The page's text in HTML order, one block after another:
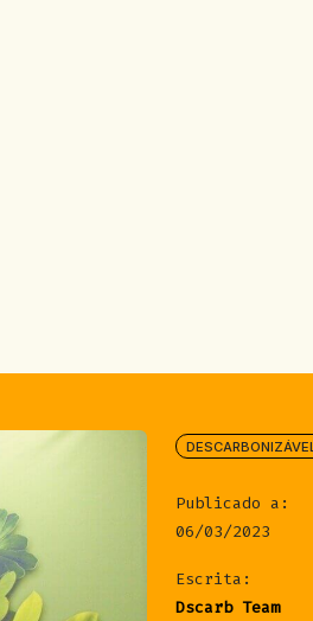
DESCARBONIZÁVEL
Publicado a:
06/03/2023
Escrita:
Dscarb Team